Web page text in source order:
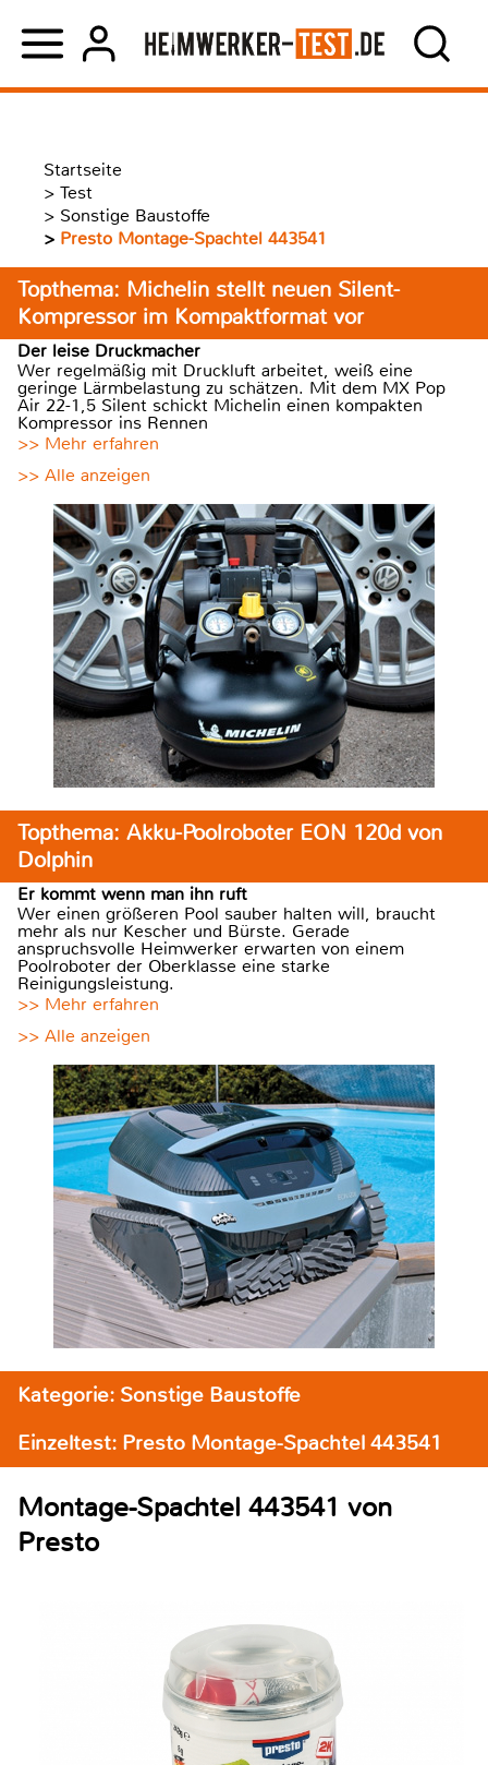
Startseite
> Test
> Sonstige Baustoffe
> Presto Montage-Spachtel 443541
Topthema: Michelin stellt neuen Silent-
Kompressor im Kompaktformat vor
Der leise Druckmacher
Wer regelmäßig mit Druckluft arbeitet, weiß eine
geringe Lärmbelastung zu schätzen. Mit dem MX Pop
Air 22-1,5 Silent schickt Michelin einen kompakten
Kompressor ins Rennen
>> Mehr erfahren
>> Alle anzeigen
Topthema: Akku-Poolroboter EON 120d von
Dolphin
Er kommt wenn man ihn ruft
Wer einen größeren Pool sauber halten will, braucht
mehr als nur Kescher und Bürste. Gerade
anspruchsvolle Heimwerker erwarten von einem
Poolroboter der Oberklasse eine starke
Reinigungsleistung.
>> Mehr erfahren
>> Alle anzeigen
Kategorie: Sonstige Baustoffe
Einzeltest: Presto Montage-Spachtel 443541
Montage-Spachtel 443541 von
Presto